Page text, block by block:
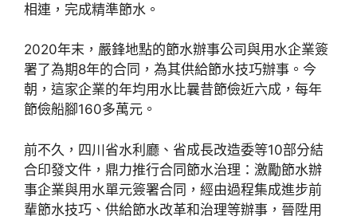
相連，完成精準節水。
2020年末，嚴鋒地點的節水辦事公司與用水企業簽
署了為期8年的合同，為其供給節水技巧辦事。今
朝，這家企業的年均用水比曩昔節儉近六成，每年
節儉船腳160多萬元。
前不久，四川省水利廳、省成長改造委等10部分結
合印發文件，鼎力推行合同節水治理：激勵節水辦
事企業與用水單元簽署合同，經由過程集成進步前
輩節水技巧、供給節水改革和治理等辦事，晉陞用